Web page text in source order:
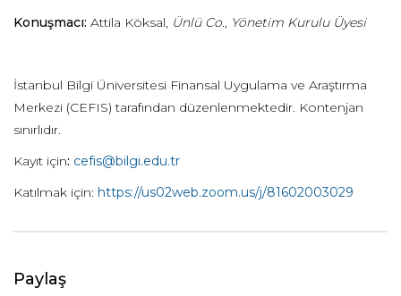
Konuşmacı: Attila Köksal, Ünlü Co., Yönetim Kurulu Üyesi
İstanbul Bilgi Üniversitesi Finansal Uygulama ve Araştırma
Merkezi (CEFIS) tarafından düzenlenmektedir. Kontenjan
sınırlıdır.
Kayıt için: cefis@bilgi.edu.tr
Katılmak için: https://us02web.zoom.us/j/81602003029
Paylaş